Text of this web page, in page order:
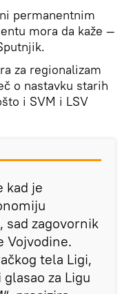
permanentnim
mora da kaže —
za regionalizam
o nastavku starih
i SVM i LSV
kad je
sad zagovornik
Vojvodine.
tela Ligi,
za Ligu